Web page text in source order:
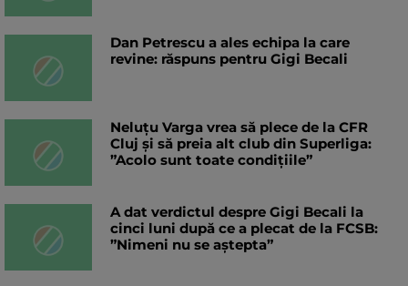
Dan Petrescu a ales echipa la care
revine: răspuns pentru Gigi Becali
Neluțu Varga vrea să plece de la CFR
Cluj și să preia alt club din Superliga:
”Acolo sunt toate condițiile”
A dat verdictul despre Gigi Becali la
cinci luni după ce a plecat de la FCSB:
”Nimeni nu se aștepta”